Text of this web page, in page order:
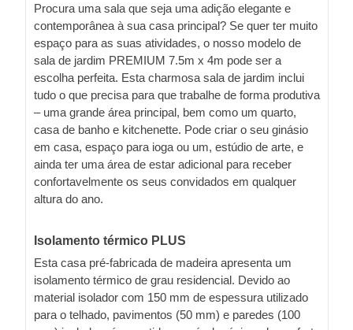
Procura uma sala que seja uma adição elegante e
contemporânea à sua casa principal? Se quer ter muito
espaço para as suas atividades, o nosso modelo de
sala de jardim PREMIUM 7.5m x 4m pode ser a
escolha perfeita. Esta charmosa sala de jardim inclui
tudo o que precisa para que trabalhe de forma produtiva
– uma grande área principal, bem como um quarto,
casa de banho e kitchenette. Pode criar o seu ginásio
em casa, espaço para ioga ou um, estúdio de arte, e
ainda ter uma área de estar adicional para receber
confortavelmente os seus convidados em qualquer
altura do ano.
Isolamento térmico PLUS
Esta casa pré-fabricada de madeira apresenta um
isolamento térmico de grau residencial. Devido ao
material isolador com 150 mm de espessura utilizado
para o telhado, pavimentos (50 mm) e paredes (100